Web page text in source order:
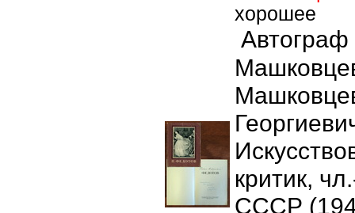
хорошее
критик,
СССР